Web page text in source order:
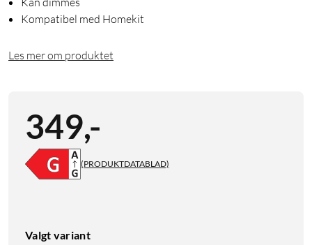
Kompatibel med Homekit
Les mer om produktet
349,-
(PRODUKTDATABLAD)
Valgt variant